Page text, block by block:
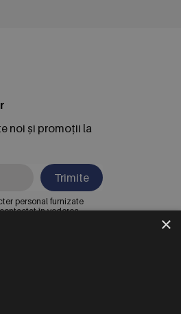
noi și promoții la
Trimite
personal furnizate
în vederea
S.R.L.
×